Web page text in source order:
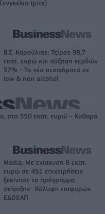
(pics)
Β.Σ. Καρούλιας: Τζίρος 98,7
εκατ. ευρώ και αύξηση κερδών
57% - Τα νέα στοιχήματα σε
low & non alcohol
στα 550 εκατ. ευρώ – Καθαρά
Media: Με ενίσχυση 8 εκατ.
ευρώ σε 451 επιχειρήσεις
ξεκίνησε το πρόγραμμα
στήριξης- Κάλυψη εισφορών
ΕΔΟΕΑΠ